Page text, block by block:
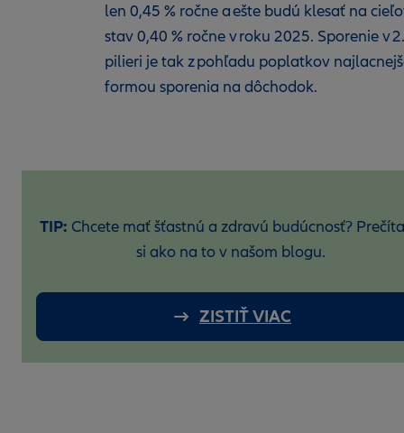
len 0,45 % ročne a ešte budú klesať na
stav 0,40 % ročne v roku 2025. Sporenie v 2.
pilieri je tak z pohľadu poplatkov
formou sporenia na dôchodok.
TIP: Chcete mať šťastnú a zdravú budúcnosť?
si ako na to v našom blogu.
ZISTIŤ VIAC